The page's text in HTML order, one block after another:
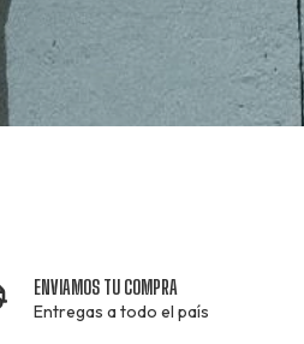
ENVIAMOS TU COMPRA
Entregas a todo el país